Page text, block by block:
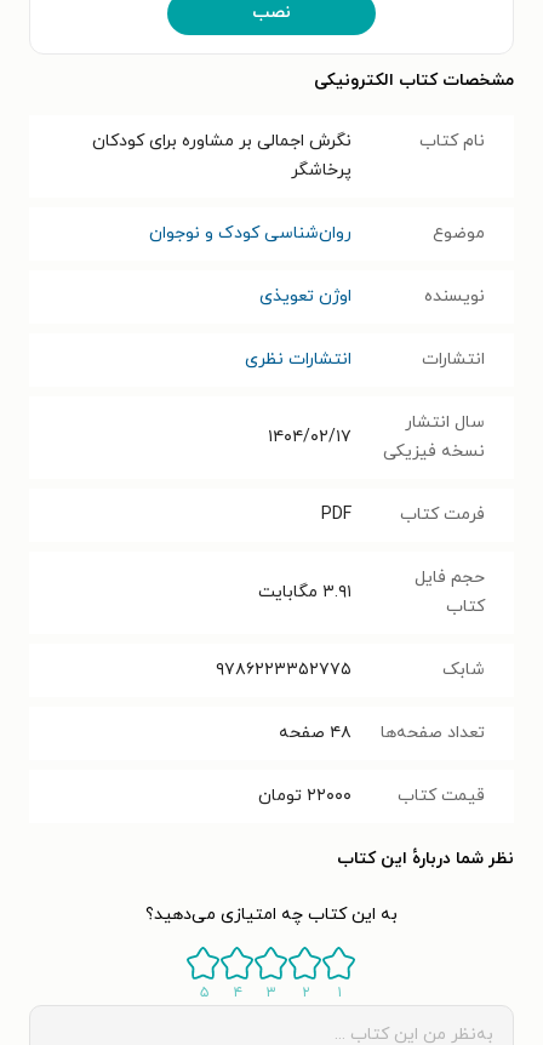
نصب
مشخصات کتاب الکترونیکی
نام کتاب
نگرش اجمالی بر مشاوره برای کودکان
پرخاشگر
موضوع روان‌شناسی کودک و نوجوان
نویسنده اوژن تعویذی
انتشارات انتشارات نظری
سال انتشار
نسخه فیزیکی
۱۴۰۴/۰۲/۱۷
فرمت کتاب PDF
حجم فایل
کتاب
۳.۹۱ مگابایت
شابک ۹۷۸۶۲۲۳۳۵۲۷۷۵
تعداد صفحه‌ها ۴۸ صفحه
قیمت کتاب ۲۲۰۰۰ تومان
نظر شما دربارهٔ این کتاب
به این کتاب چه امتیازی می‌دهید؟
۱ ۲ ۳ ۴ ۵